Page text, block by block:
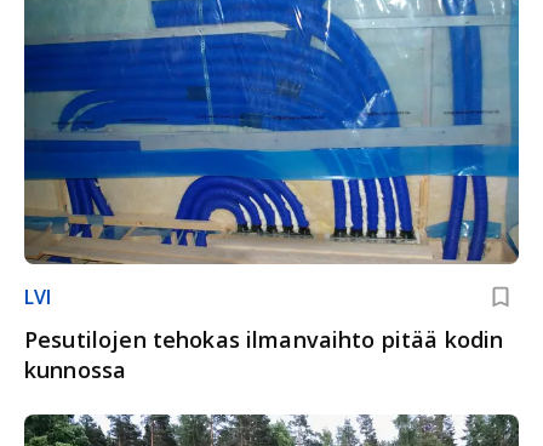
LVI
Pesutilojen tehokas ilmanvaihto pitää kodin
kunnossa